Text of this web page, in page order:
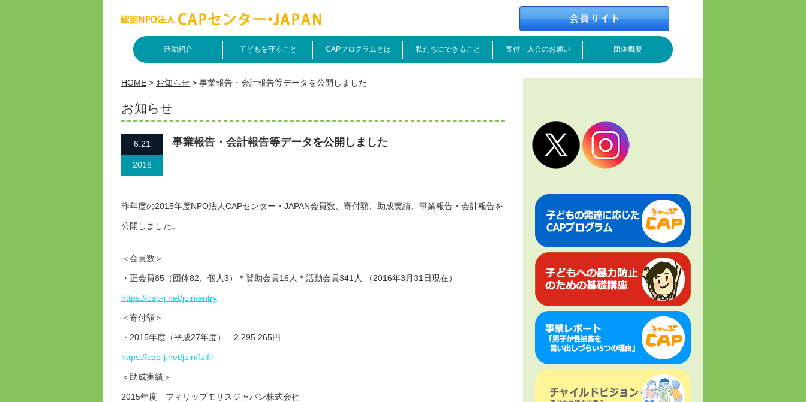
活動紹介 子どもを守ること CAPプログラムとは 私たちにできること 寄付・入会のお願い 団体概要
HOME > お知らせ > 事業報告・会計報告等データを公開しました
お知らせ
6.21
2016
事業報告・会計報告等データを公開しました
昨年度の2015年度NPO法人CAPセンター・JAPAN会員数、寄付額、助成実績、事業報告・会計報告を
公開しました。
＜会員数＞
・正会員85（団体82、個人3）＊賛助会員16人＊活動会員341人 （2016年3月31日現在）
https://cap-j.net/join/entry
＜寄付額＞
・2015年度（平成27年度） 2,295,265円
https://cap-j.net/join/fulfil
＜助成実績＞
2015年度 フィリップモリスジャパン株式会社